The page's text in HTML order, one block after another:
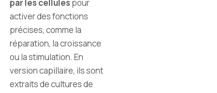
par les cellules pour
activer des fonctions
précises, comme la
réparation, la croissance
ou la stimulation. En
version capillaire, ils sont
extraits de cultures de